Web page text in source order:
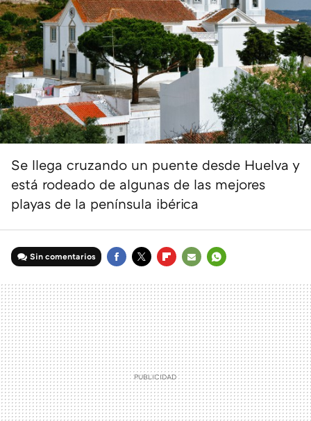
Se llega cruzando un puente desde Huelva y
está rodeado de algunas de las mejores
playas de la península ibérica
Sin comentarios
MAIL